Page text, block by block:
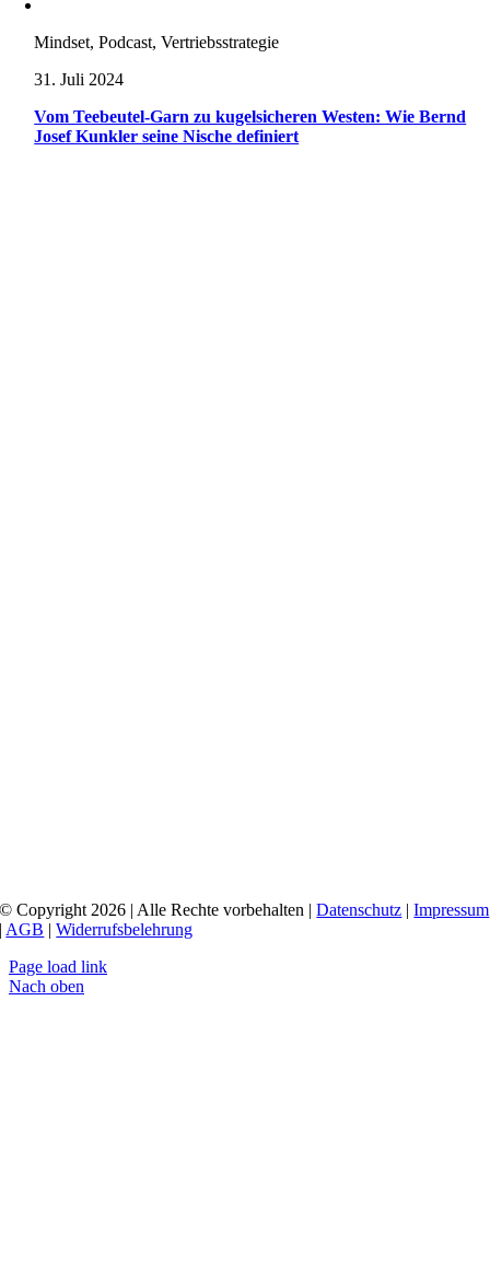
Mindset, Podcast, Vertriebsstrategie
31. Juli 2024
Vom Teebeutel-Garn zu kugelsicheren Westen: Wie Bernd
Josef Kunkler seine Nische definiert
© Copyright 2026 | Alle Rechte vorbehalten |Datenschutz |Impressum
| AGB |Widerrufsbelehrung
Page load link
Nach oben